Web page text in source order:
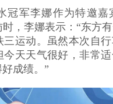
冠军李娜作为特邀嘉
，李娜表示：“东方
三运动。虽然本次自
天天气很好，非常适
成绩。”